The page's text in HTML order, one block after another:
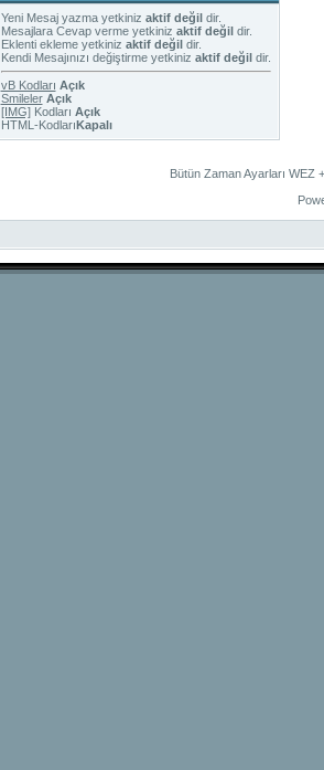
Yeni Mesaj yazma yetkiniz aktif değildir.
Mesajlara Cevap verme yetkiniz aktif değildir.
Eklenti ekleme yetkiniz aktif değildir.
Kendi Mesajınızı değiştirme yetkiniz aktif değildir.
vB Kodları Açık
Smileler Açık
[IMG]Kodları Açık
HTML-KodlarıKapalı
Bütün Zaman Ayarları WEZ